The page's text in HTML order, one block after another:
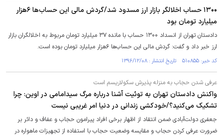
۱۳۰۰ حساب اخلالگر بازار ارز مسدود شد/گردش مالی این حساب‌ها ۶هزار
میلیارد تومان بود
دادستان تهران از انسداد ۱۳۰۰ حساب با مانده ۳۷ میلیارد تومان مربوط به اخلالگران بازار
ارز خبر داد و گفت: گردش مالی این حساب‌ها ۶هزار میلیارد تومان بوده است.
کد خبر: ۵۱۰۸۵۵ تاریخ انتشار : ۱۳۹۶/۱۲/۰۸
عرفی شدن حجاب به منزله پذیرش سکولاریسم است
واکنش دادستان تهران به توئیت آشنا درباره مرگ سیدامامی در اوین: چرا
تشکیک می‌کنید؟/خودکشی زندانی در دنیا امر غریبی نیست
جعفری دولت‌آبادی ضمن انتقاد از اظهار برخی افراد پیرامون حجاب و عفاف و دائر بر
ضرورت عرفی کردن حجاب و مقایسه وضعیت حجاب با استفاده از تجهیزات ماهواره در